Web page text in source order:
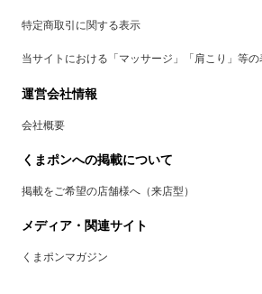
特定商取引に関する表示
当サイトにおける「マッサージ」「肩こり」等
運営会社情報
会社概要
くまポンへの掲載について
掲載をご希望の店舗様へ（来店型）
メディア・関連サイト
くまポンマガジン